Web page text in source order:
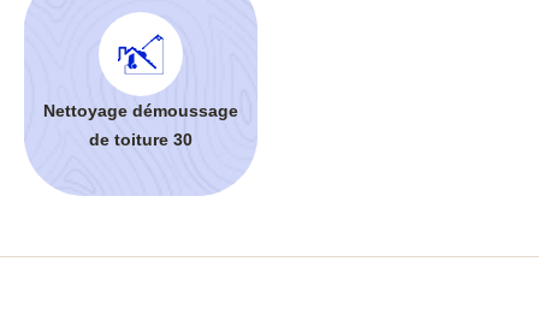
Nettoyage démoussage
de toiture 30